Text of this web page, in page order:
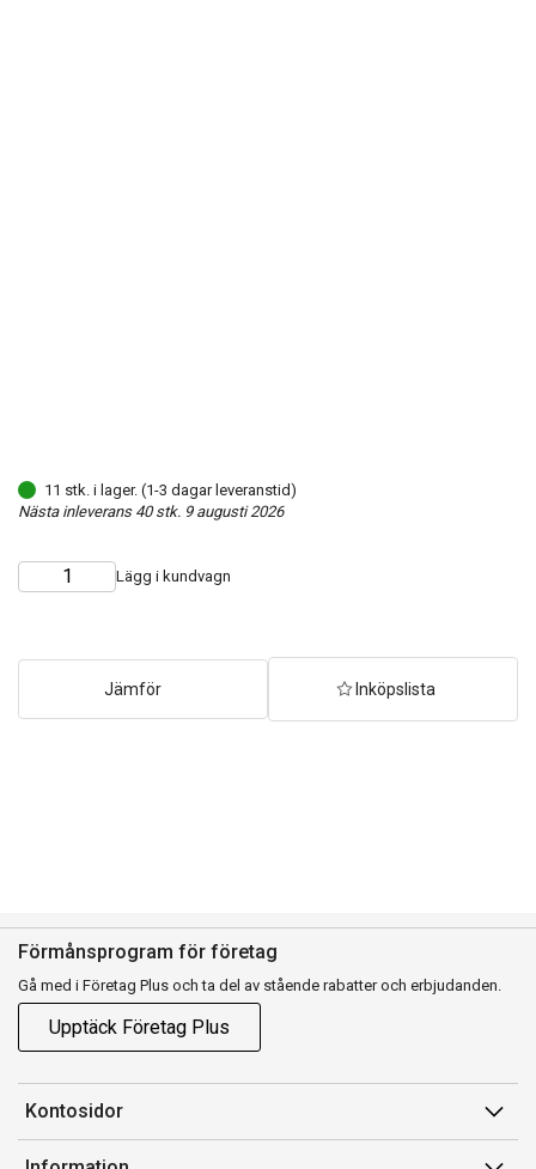
11 stk. i lager. (1-3 dagar leveranstid)
Nästa inleverans 40 stk. 9 augusti 2026
Choose
Quantity Lägg i kundvagn
Jämför Inköpslista
Förmånsprogram för företag
Gå med i Företag Plus och ta del av stående rabatter och erbjudanden.
Upptäck Företag Plus
Kontosidor
Mina sidor